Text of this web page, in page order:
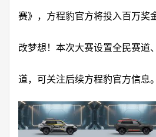
赛》，方程豹官方将投入百万奖
改梦想！本次大赛设置全民赛道
道，可关注后续方程豹官方信息。